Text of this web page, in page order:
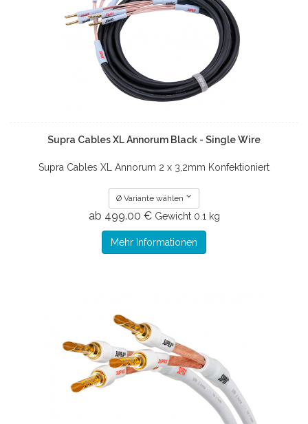
Supra Cables XL Annorum Black - Single Wire
Supra Cables XL Annorum 2 x 3,2mm Konfektioniert
Ø Variante wählen
ab 499.00 € Gewicht 0.1 kg
Mehr Informationen